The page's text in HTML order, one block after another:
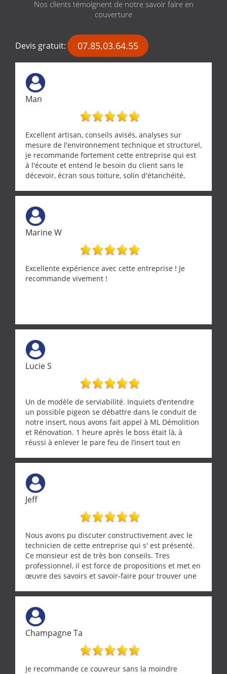
Nos clients témoignent de notre savoir faire en
couverture
Devis gratuit: 07.85.03.64.55
Man
Excellent artisan, conseils avisés, analyses sur
mesure de l'environnement technique et structurel,
je recommande fortement cette entreprise qui est
à l'écoute et entend le besoin du client sans le
décevoir, écran sous toiture, solin d'étanchéité,
récupérateur d'eau, tout a été parfaitement mis en
œuvre sans besoin d'y revenir. confiance assurée.
Marine W
Excellente expérience avec cette entreprise ! Je
recommande vivement !
Lucie S
Un de modèle de serviabilité. Inquiets d’entendre
un possible pigeon se débattre dans le conduit de
notre insert, nous avons fait appel à ML Démolition
et Rénovation. 1 heure après le boss était là, à
réussi à enlever le pare feu de l’insert tout en
tourterelle et s’est ensuite patiemment occupé de
l’oiseau jusqu’à ce qu’il reprenne ses esprits et
puisse s’envoler. Après quoi il a procédé au
ramonage de notre insert avec dextérité et une
grande propreté, nous gratifiant également de
nombreux conseils concernant d’autres sujets. Un
entrepreneur comme on souhaite en rencontrer.
Encore un grand merci à lui.
Jeff
Nous avons pu discuter constructivement avec le
technicien de cette entreprise qui s' est présenté.
Ce monsieur est de très bon conseils. Tres
professionnel, il est force de propositions et met en
œuvre des savoirs et savoir-faire pour trouver une
demande de l écoute et de la considération, ce qui
ne se trouve que chez les pationnés de leur métier.
Merci a ce monsieur pour sa disponibilité
Champagne Ta
Je recommande ce couvreur sans la moindre